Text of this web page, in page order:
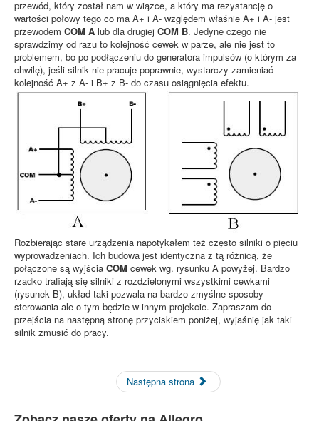
przewód, który został nam w wiązce, a który ma rezystancję o
wartości połowy tego co ma A+ i A- względem właśnie A+ i A- jest
przewodem COM A lub dla drugiej COM B. Jedyne czego nie
sprawdzimy od razu to kolejność cewek w parze, ale nie jest to
problemem, bo po podłączeniu do generatora impulsów (o którym za
chwilę), jeśli silnik nie pracuje poprawnie, wystarczy zamieniać
kolejność A+ z A- i B+ z B- do czasu osiągnięcia efektu.
Rozbierając stare urządzenia napotykałem też często silniki o pięciu
wyprowadzeniach. Ich budowa jest identyczna z tą różnicą, że
połączone są wyjścia COM cewek wg. rysunku A powyżej. Bardzo
rzadko trafiają się silniki z rozdzielonymi wszystkimi cewkami
(rysunek B), układ taki pozwala na bardzo zmyślne sposoby
sterowania ale o tym będzie w innym projekcie. Zapraszam do
przejścia na następną stronę przyciskiem poniżej, wyjaśnię jak taki
silnik zmusić do pracy.
Następna strona